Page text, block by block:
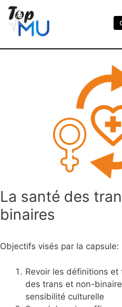
La santé des
binaires
Objectifs visés par la capsule:
Revoir les définitions
des trans et non-
sensibilité culturelle